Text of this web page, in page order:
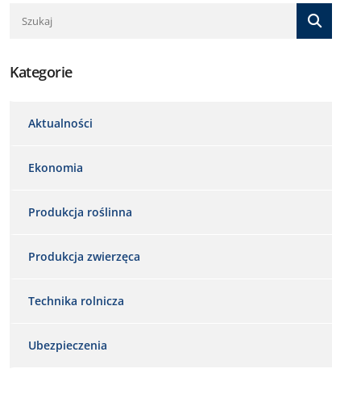
Kategorie
Aktualności
Ekonomia
Produkcja roślinna
Produkcja zwierzęca
Technika rolnicza
Ubezpieczenia